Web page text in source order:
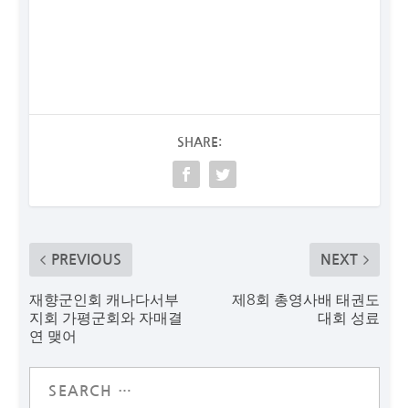
SHARE:
PREVIOUS
재향군인회 캐나다서부
지회 가평군회와 자매결
연 맺어
NEXT
제8회 총영사배 태권도
대회 성료